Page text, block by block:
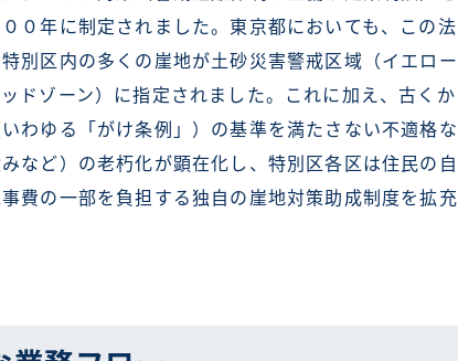
０年に制定されました。東京都においても、この法
別区内の多くの崖地が土砂災害警戒区域（イエロー
ドゾーン）に指定されました。これに加え、古くか
わゆる「がけ条例」）の基準を満たさない不適格な
など）の老朽化が顕在化し、特別区各区は住民の自
費の一部を負担する独自の崖地対策助成制度を拡充